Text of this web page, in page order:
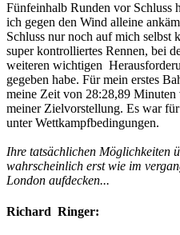
Fünfeinhalb Runden vor Schluss
ich gegen den Wind alleine
Schluss nur noch auf mich selbst
super kontrolliertes Rennen, bei
weiteren wichtigen
gegeben habe. Für mein erstes
meine Zeit von 28:28,89
meiner Zielvorstellung. Es war
unter Wettkampfbedingungen.
Ihre tatsächlichen Möglichkeiten
wahrscheinlich erst wie im
London aufdecken...
Richard Ringer: